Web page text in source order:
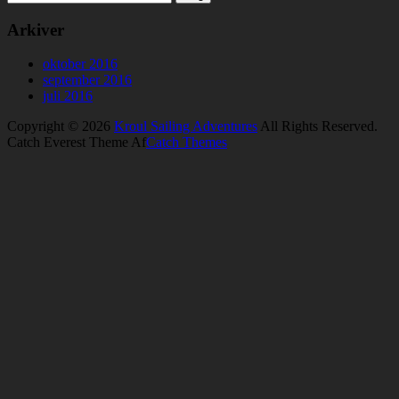
Arkiver
oktober 2016
september 2016
juli 2016
Copyright © 2026 Kroul Sailing Adventures All Rights Reserved.
Catch Everest Theme AfCatch Themes